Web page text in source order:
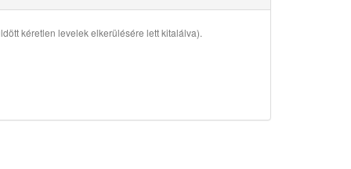
kéretlen levelek elkerülésére lett kitalálva).